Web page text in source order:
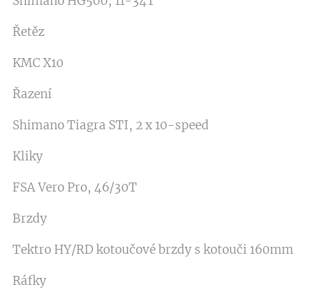
Řetěz
KMC X10
Řazení
Shimano Tiagra STI, 2 x 10-speed
Kliky
FSA Vero Pro, 46/30T
Brzdy
Tektro HY/RD kotoučové brzdy s kotouči 160mm
Ráfky